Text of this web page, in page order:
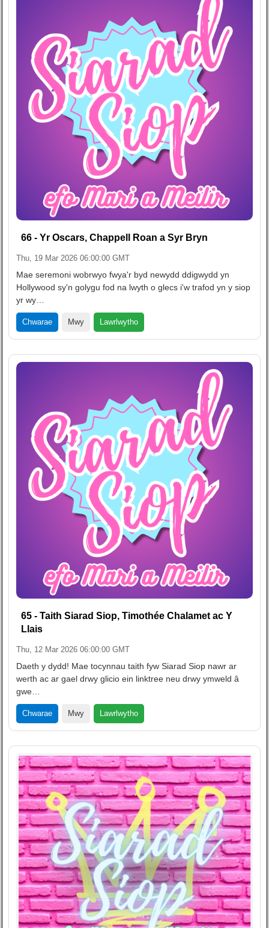
66 - Yr Oscars, Chappell Roan a Syr Bryn
Thu, 19 Mar 2026 06:00:00 GMT
Mae seremoni wobrwyo fwya'r byd newydd ddigwydd yn
Hollywood sy'n golygu fod na lwyth o glecs i'w trafod yn y siop
yr wy…
Chwarae Mwy Lawrlwytho
65 - Taith Siarad Siop, Timothée Chalamet ac Y
Llais
Thu, 12 Mar 2026 06:00:00 GMT
Daeth y dydd! Mae tocynnau taith fyw Siarad Siop nawr ar
werth ac ar gael drwy glicio ein linktree neu drwy ymweld â
gwe…
Chwarae Mwy Lawrlwytho